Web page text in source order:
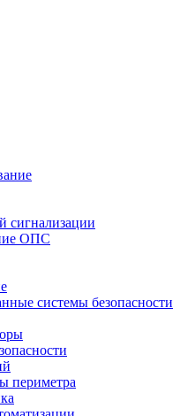
сигнализации
ОПС
системы безопасноcти
периметра